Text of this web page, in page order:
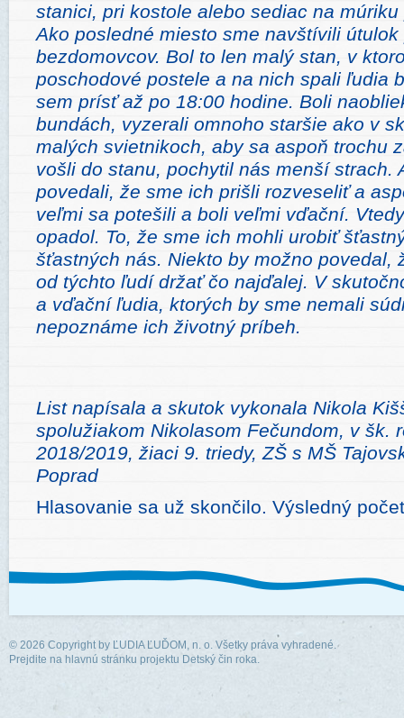
stanici, pri kostole alebo sediac na
Ako posledné miesto sme navštívili útulok
bezdomovcov. Bol to len malý stan, v
poschodové postele a na nich spali ľudia
sem prísť až po 18:00 hodine. Boli
bundách, vyzerali omnoho staršie ako v
malých svietnikoch, aby sa aspoň trochu
vošli do stanu, pochytil nás menší strach.
povedali, že sme ich prišli rozveseliť a
veľmi sa potešili a boli veľmi vďační.
opadol. To, že sme ich mohli urobiť
šťastných nás. Niekto by možno povedal,
od týchto ľudí držať čo najďalej. V
a vďační ľudia, ktorých by sme nemali
nepoznáme ich životný príbeh.
List napísala a skutok vykonala Nikola
spolužiakom Nikolasom Fečundom, v šk.
2018/2019, žiaci 9. triedy, ZŠ s MŠ
Poprad
Hlasovanie sa už skončilo. Výsledný
© 2026 Copyright by ĽUDIA ĽUĎOM, n. o. Všetky práva vyhradené.
Prejdite na hlavnú stránku projektu Detský čin roka.